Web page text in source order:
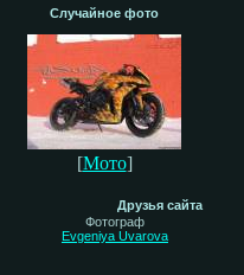
Случайное фото
[Мото]
Друзья сайта
Фотограф
Evgeniya Uvarova